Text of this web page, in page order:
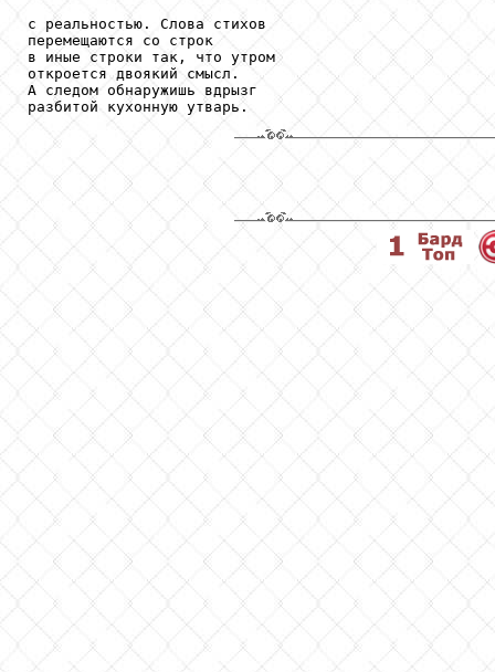
с реальностью. Слова стихов
перемещаются со строк
в иные строки так, что утром
откроется двоякий смысл.
А следом обнаружишь вдрызг
разбитой кухонную утварь.